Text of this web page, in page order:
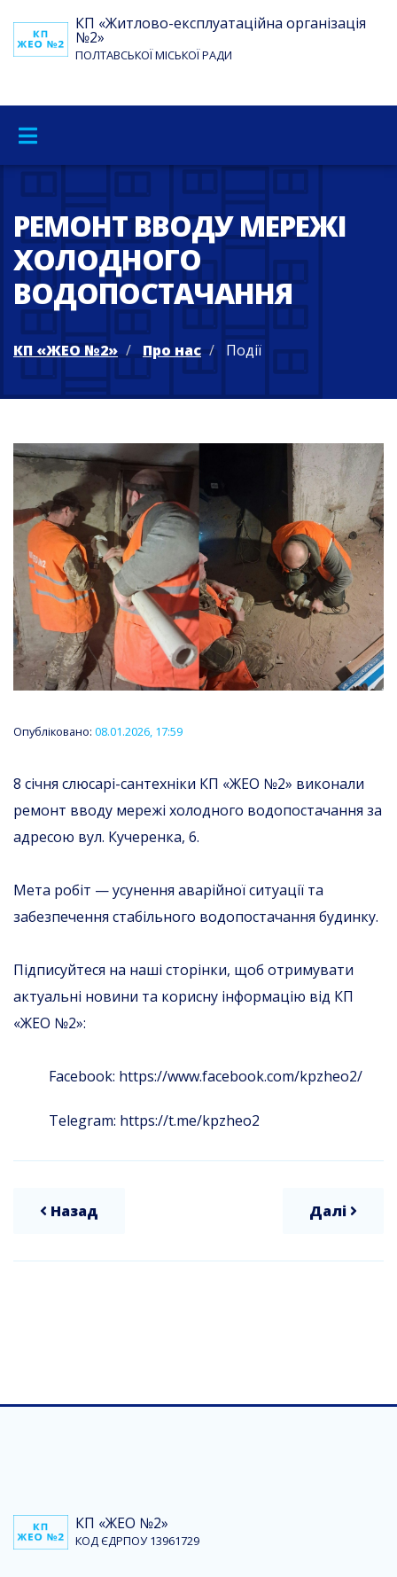
КП «Житлово-експлуатаційна організація
№2»
ПОЛТАВСЬКОЇ МІСЬКОЇ РАДИ
РЕМОНТ ВВОДУ МЕРЕЖІ
ХОЛОДНОГО
ВОДОПОСТАЧАННЯ
КП «ЖЕО №2» Про нас Події
Опубліковано: 08.01.2026, 17:59
8 січня слюсарі-сантехніки КП «ЖЕО №2» виконали
ремонт вводу мережі холодного водопостачання за
адресою вул. Кучеренка, 6.
Мета робіт — усунення аварійної ситуації та
забезпечення стабільного водопостачання будинку.
Підписуйтеся на наші сторінки, щоб отримувати
актуальні новини та корисну інформацію від КП
«ЖЕО №2»:
Facebook: https://www.facebook.com/kpzheo2/
Telegram: https://t.me/kpzheo2
Назад Далі
КП «ЖЕО №2»
КОД ЄДРПОУ 13961729